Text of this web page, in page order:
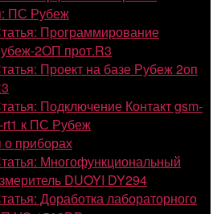
ПС Рубеж
Программирование
2ОП прот.R3
Проект на базе Рубеж 2оп
Подключение Контакт gsm-
rt1 к ПС Рубеж
о приборах
Многофункциональный
DUOYI DY294
Доработка лабораторного